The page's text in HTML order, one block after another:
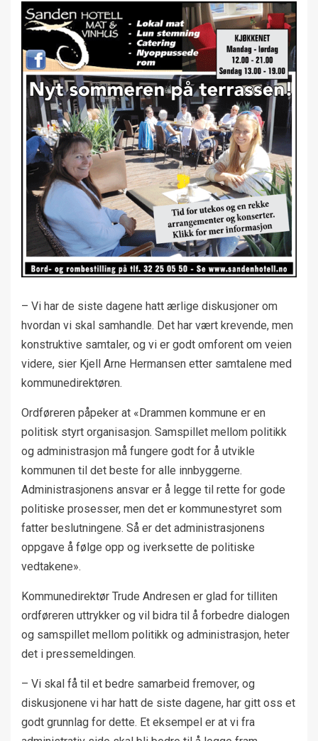
– Vi har de siste dagene hatt ærlige diskusjoner om
hvordan vi skal samhandle. Det har vært krevende, men
konstruktive samtaler, og vi er godt omforent om veien
videre, sier Kjell Arne Hermansen etter samtalene med
kommunedirektøren.
Ordføreren påpeker at «Drammen kommune er en
politisk styrt organisasjon. Samspillet mellom politikk
og administrasjon må fungere godt for å utvikle
kommunen til det beste for alle innbyggerne.
Administrasjonens ansvar er å legge til rette for gode
politiske prosesser, men det er kommunestyret som
fatter beslutningene. Så er det administrasjonens
oppgave å følge opp og iverksette de politiske
vedtakene».
Kommunedirektør Trude Andresen er glad for tilliten
ordføreren uttrykker og vil bidra til å forbedre dialogen
og samspillet mellom politikk og administrasjon, heter
det i pressemeldingen.
– Vi skal få til et bedre samarbeid fremover, og
diskusjonene vi har hatt de siste dagene, har gitt oss et
godt grunnlag for dette. Et eksempel er at vi fra